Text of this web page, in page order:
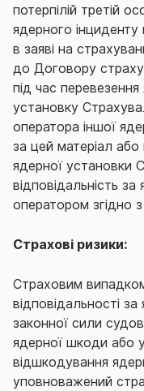
потерпілій третій
ядерного інциденту
в заяві на
до Договору
під час
установку
оператора іншої
за цей матеріал або
ядерної установки
відповідальність
оператором згідно
Страхові ризики:
Страховим
відповідальності
законної сили
ядерної шкоди або
відшкодування
уповноважений